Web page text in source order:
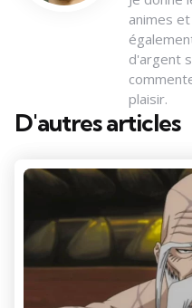
animes
d'argent
plaisir.
D'autres articles